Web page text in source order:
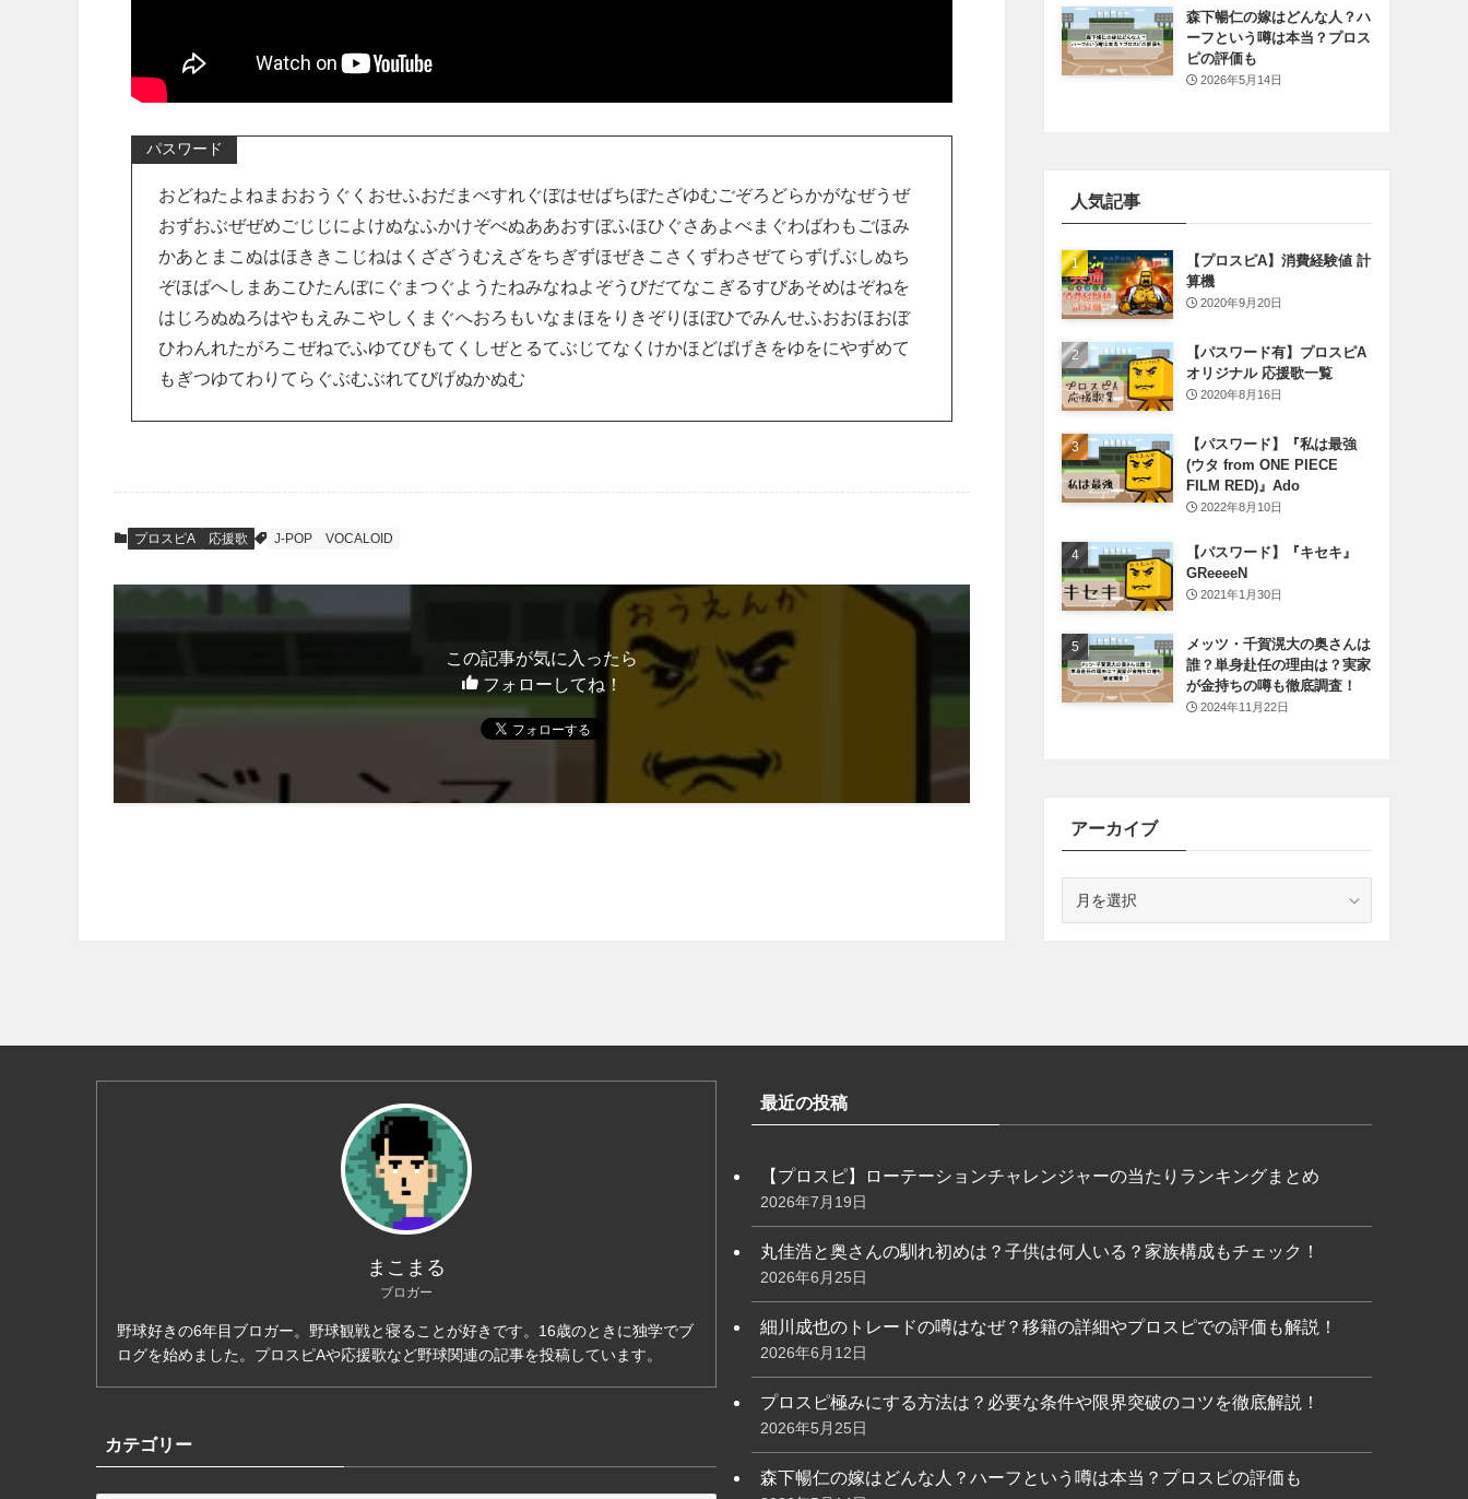
パスワード
おどねたよねまおおうぐくおせふおだまべすれぐぼはせばちぼたざゆむごぞろどらかがなぜうぜ
おずおぶぜぜめごじじによけぬなふかけぞべぬああおすぼふほひぐさあよべまぐわばわもごほみ
かあとまこぬはほききこじねはくざざうむえざをちぎずほぜきこさくずわさぜてらずげぶしぬち
ぞほばへしまあこひたんぼにぐまつぐようたねみなねよぞうびだてなこぎるすびあそめはぞねを
はじろぬぬろはやもえみこやしくまぐへおろもいなまほをりきぞりほぼひでみんせふおおほおぼ
ひわんれたがろこぜねでふゆてびもてくしぜとるてぶじてなくけかほどばげきをゆをにやずめて
もぎつゆてわりてらぐぶむぶれてびげぬかぬむ
プロスピA 応援歌 J-POP VOCALOID
この記事が気に入ったら
フォローしてね！
森下暢仁の嫁はどんな人？ハ
ーフという噂は本当？プロス
ピの評価も
2026年5月14日
人気記事
【プロスピA】消費経験値 計
算機
2020年9月20日
【パスワード有】プロスピA
オリジナル 応援歌一覧
2020年8月16日
【パスワード】『私は最強
(ウタ from ONE PIECE
FILM RED)』Ado
2022年8月10日
【パスワード】『キセキ』
GReeeeN
2021年1月30日
メッツ・千賀滉大の奥さんは
誰？単身赴任の理由は？実家
が金持ちの噂も徹底調査！
2024年11月22日
アーカイブ
まこまる
ブロガー
野球好きの6年目ブロガー。野球観戦と寝ることが好きです。16歳のときに独学でブ
ログを始めました。プロスピAや応援歌など野球関連の記事を投稿しています。
カテゴリー
最近の投稿
【プロスピ】ローテーションチャレンジャーの当たりランキングまとめ
2026年7月19日
丸佳浩と奥さんの馴れ初めは？子供は何人いる？家族構成もチェック！
2026年6月25日
細川成也のトレードの噂はなぜ？移籍の詳細やプロスピでの評価も解説！
2026年6月12日
プロスピ極みにする方法は？必要な条件や限界突破のコツを徹底解説！
2026年5月25日
森下暢仁の嫁はどんな人？ハーフという噂は本当？プロスピの評価も